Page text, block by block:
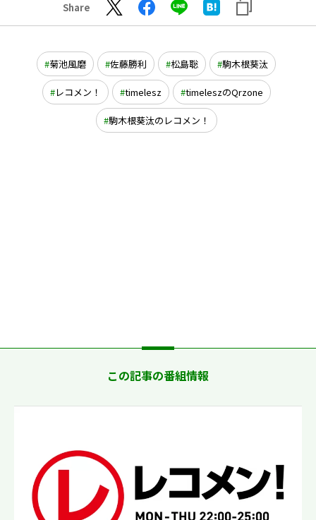
Share
菊池風磨 佐藤勝利 松島聡 駒木根葵汰
レコメン！ timelesz timeleszのQrzone
駒木根葵汰のレコメン！
この記事の番組情報